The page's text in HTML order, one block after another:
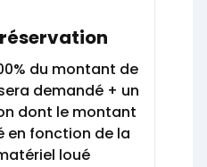
du montant de
demandé + un
dont le montant
en fonction de la
loué